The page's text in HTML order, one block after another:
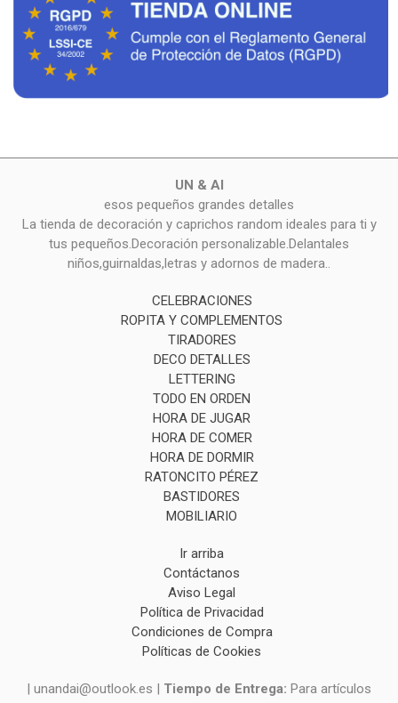
UN & AI
esos pequeños grandes detalles
La tienda de decoración y caprichos random ideales para ti y
tus pequeños.Decoración personalizable.Delantales
niños,guirnaldas,letras y adornos de madera..
CELEBRACIONES
ROPITA Y COMPLEMENTOS
TIRADORES
DECO DETALLES
LETTERING
TODO EN ORDEN
HORA DE JUGAR
HORA DE COMER
HORA DE DORMIR
RATONCITO PÉREZ
BASTIDORES
MOBILIARIO
Ir arriba
Contáctanos
Aviso Legal
Política de Privacidad
Condiciones de Compra
Políticas de Cookies
| unandai@outlook.es | Tiempo de Entrega: Para artículos